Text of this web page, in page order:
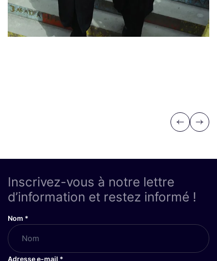
Previous
Next
Inscrivez-vous à notre lettre
d’information et restez informé !
Nom *
Adresse e-mail *